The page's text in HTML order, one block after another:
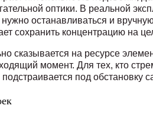
оптики. В реальной
останавливаться и
сохранить концентрацию на
сказывается на ресурсе
момент. Для тех, кто
под обстановку